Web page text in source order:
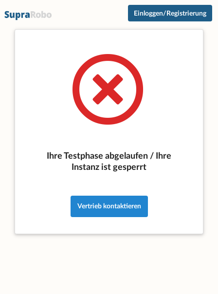
Einloggen/Registrierung
Ihre Testphase abgelaufen / Ihre
Instanz ist gesperrt
Vertrieb kontaktieren